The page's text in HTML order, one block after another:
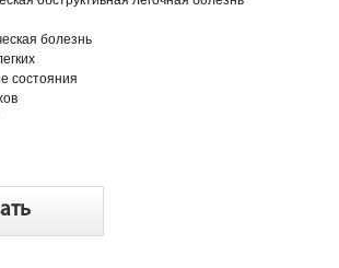
болезнь
состояния